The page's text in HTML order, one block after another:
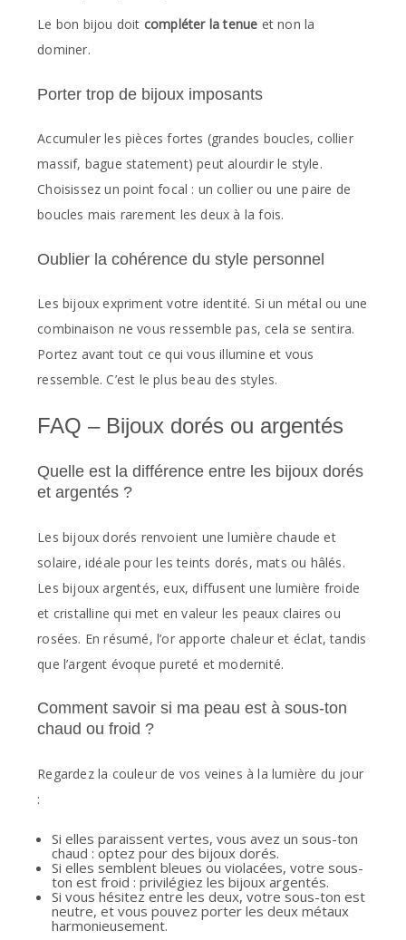
Le bon bijou doit compléter la tenue et non la
dominer.
Porter trop de bijoux imposants
Accumuler les pièces fortes (grandes boucles, collier
massif, bague statement) peut alourdir le style.
Choisissez un point focal : un collier ou une paire de
boucles mais rarement les deux à la fois.
Oublier la cohérence du style personnel
Les bijoux expriment votre identité. Si un métal ou une
combinaison ne vous ressemble pas, cela se sentira.
Portez avant tout ce qui vous illumine et vous
ressemble. C’est le plus beau des styles.
FAQ – Bijoux dorés ou argentés
Quelle est la différence entre les bijoux dorés
et argentés ?
Les bijoux dorés renvoient une lumière chaude et
solaire, idéale pour les teints dorés, mats ou hâlés.
Les bijoux argentés, eux, diffusent une lumière froide
et cristalline qui met en valeur les peaux claires ou
rosées. En résumé, l’or apporte chaleur et éclat, tandis
que l’argent évoque pureté et modernité.
Comment savoir si ma peau est à sous-ton
chaud ou froid ?
Regardez la couleur de vos veines à la lumière du jour
:
Si elles paraissent vertes, vous avez un sous-ton
chaud : optez pour des bijoux dorés.
Si elles semblent bleues ou violacées, votre sous-
ton est froid : privilégiez les bijoux argentés.
Si vous hésitez entre les deux, votre sous-ton est
neutre, et vous pouvez porter les deux métaux
harmonieusement.